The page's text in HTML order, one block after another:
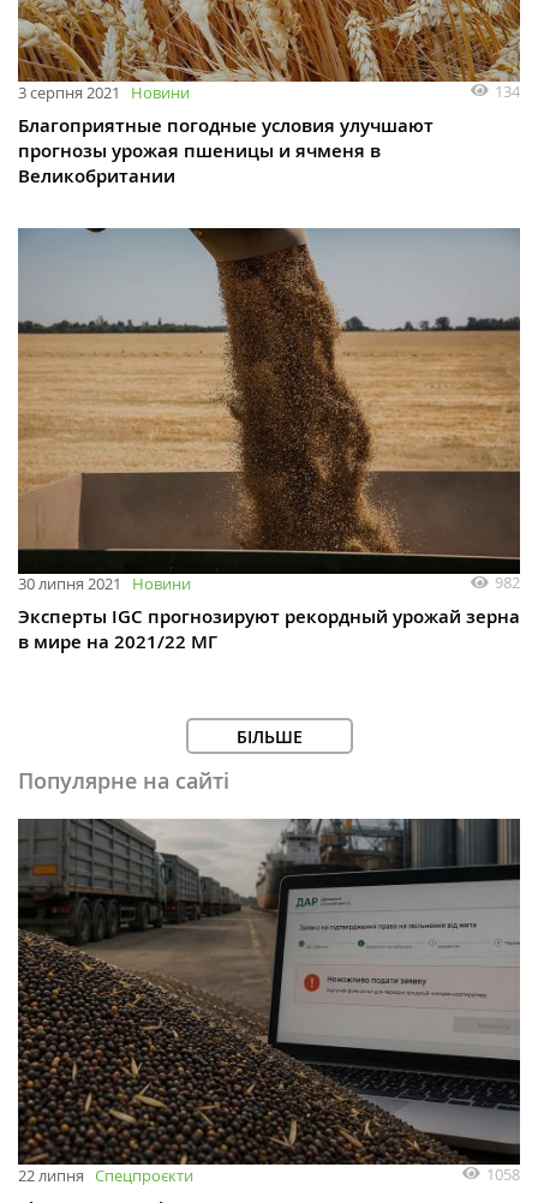
3 серпня 2021 Новини 134
Благоприятные погодные условия улучшают
прогнозы урожая пшеницы и ячменя в
Великобритании
30 липня 2021 Новини 982
Эксперты IGC прогнозируют рекордный урожай зерна
в мире на 2021/22 МГ
БІЛЬШЕ
Популярне на сайті
22 липня Спецпроєкти 1058